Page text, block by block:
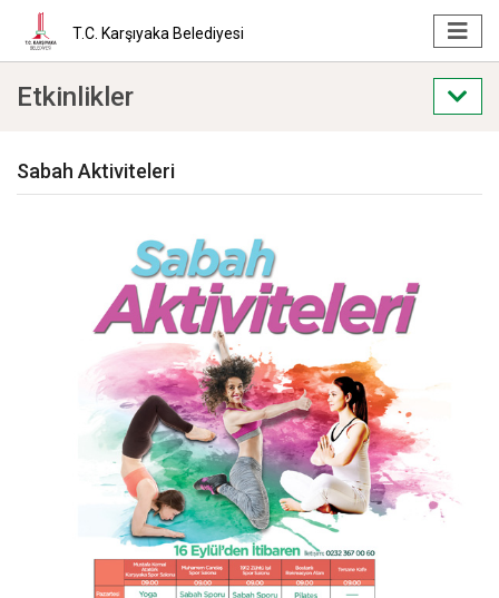
T.C. Karşıyaka Belediyesi
Etkinlikler
Sabah Aktiviteleri